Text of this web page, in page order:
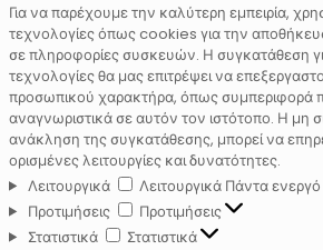
Για να παρέχουμε την καλύτερη εμπειρία,
τεχνολογίες όπως cookies για την
σε πληροφορίες συσκευών. Η συγκατάθεση
τεχνολογίες θα μας επιτρέψει να
προσωπικού χαρακτήρα, όπως συμπεριφορά
αναγνωριστικά σε αυτόν τον ιστότοπο. Η μη
ανάκληση της συγκατάθεσης, μπορεί να
ορισμένες λειτουργίες και δυνατότητες.
Λειτουργικά
Λειτουργικά Πάντα ενεργό
Προτιμήσεις
Προτιμήσεις
Στατιστικά
Στατιστικά